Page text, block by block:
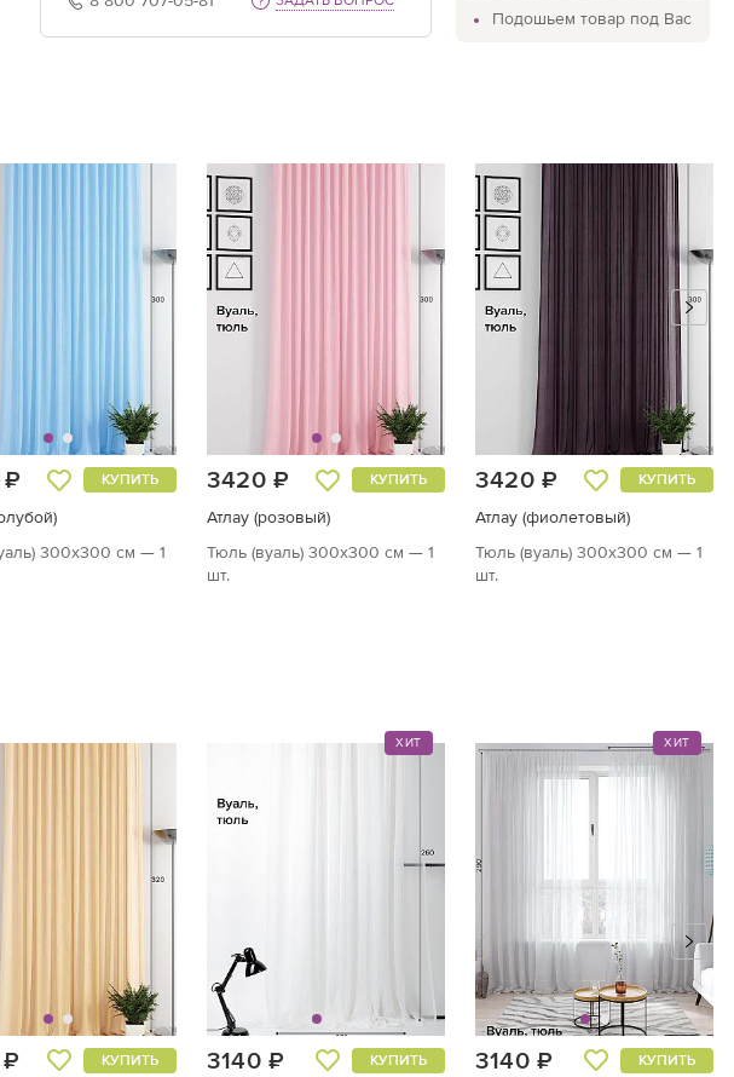
Подошьем товар под Вас
КУПИТЬ
300х300 см — 1
3420 ₽ КУПИТЬ
Атлау (розовый)
Тюль (вуаль) 300х300 см — 1
шт.
3420 ₽ КУПИТЬ
Атлау (фиолетовый)
Тюль (вуаль) 300х300 см — 1
шт.
КУПИТЬ
ХИТ
3140 ₽ КУПИТЬ
ХИТ
3140 ₽ КУПИТЬ